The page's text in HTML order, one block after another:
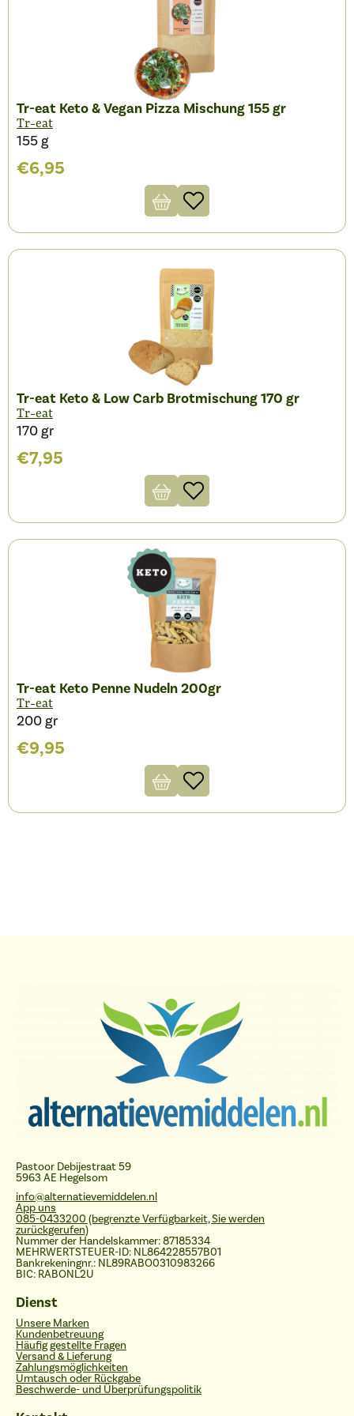
Tr-eat Keto & Vegan Pizza Mischung 155 gr
Tr-eat
155 g
€6,95
Tr-eat Keto & Low Carb Brotmischung 170 gr
Tr-eat
170 gr
€7,95
Tr-eat Keto Penne Nudeln 200gr
Tr-eat
200 gr
€9,95
Pastoor Debijestraat 59
5963 AE Hegelsom
info@alternatievemiddelen.nl
App uns
085-0433200 (begrenzte Verfügbarkeit, Sie werden
zurückgerufen)
Nummer der Handelskammer: 87185334
MEHRWERTSTEUER-ID: NL864228557B01
Bankrekeningnr.: NL89RABO0310983266
BIC: RABONL2U
Dienst
Unsere Marken
Kundenbetreuung
Häufig gestellte Fragen
Versand & Lieferung
Zahlungsmöglichkeiten
Umtausch oder Rückgabe
Beschwerde- und Überprüfungspolitik